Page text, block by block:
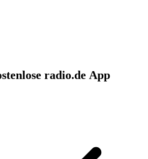
radio.de App